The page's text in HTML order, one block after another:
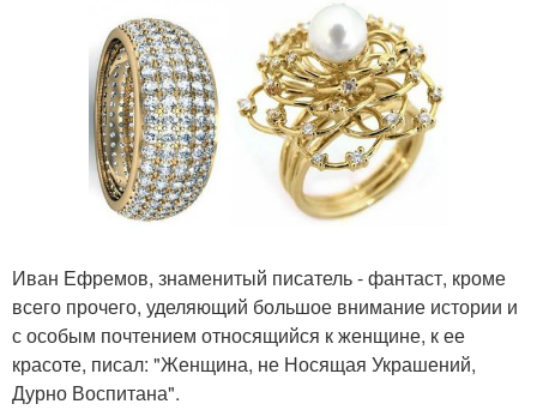
Иван Ефремов, знаменитый писатель - фантаст, кроме
всего прочего, уделяющий большое внимание истории и
с особым почтением относящийся к женщине, к ее
красоте, писал: "Женщина, не Носящая Украшений,
Дурно Воспитана".